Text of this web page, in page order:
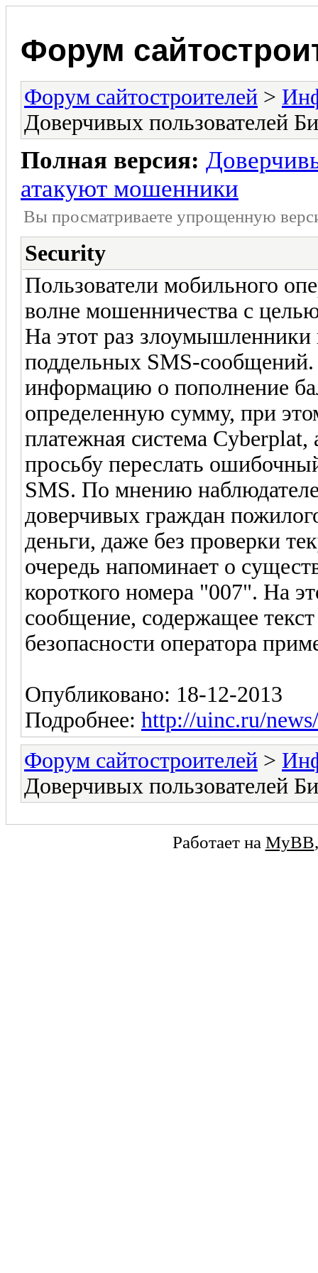
Форум
Форум сайтостроителей >
Доверчивых пользователей
Полная версия:
атакуют мошенники
Вы просматриваете yпpощеннyю
Security
Пользователи мобильного
волне мошенничества с
На этот раз
поддельных SMS-
информацию о пополнение
определенную сумму, при
платежная система
просьбу переслать
SMS. По мнению
доверчивых граждан
деньги, даже без проверки
очередь напоминает о
короткого номера "007". На
сообщение, содержащее
безопасности оператора
Опубликовано: 18-12-2013
Подробнее: http://uinc.ru/
Форум сайтостроителей >
Доверчивых пользователей
Работает на MyBB